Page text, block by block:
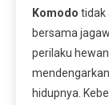
Komodo tidak
bersama
perilaku
hidupnya.